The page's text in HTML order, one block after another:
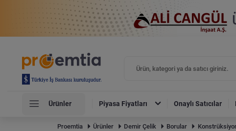
Ürünler Piyasa Fiyatları Onaylı Satıcılar
Proemtia Ürünler Demir Çelik Borular